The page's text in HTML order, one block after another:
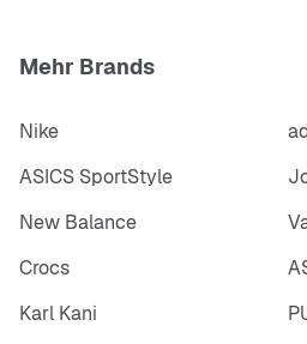
Reguläre Passform
Schnürsenkel
3-Streifen aus Leder mit
Liberty Branding auf der
Originals Branding auf der
Mehr Brands
Nike
ASICS SportStyle
New Balance
Crocs
Karl Kani